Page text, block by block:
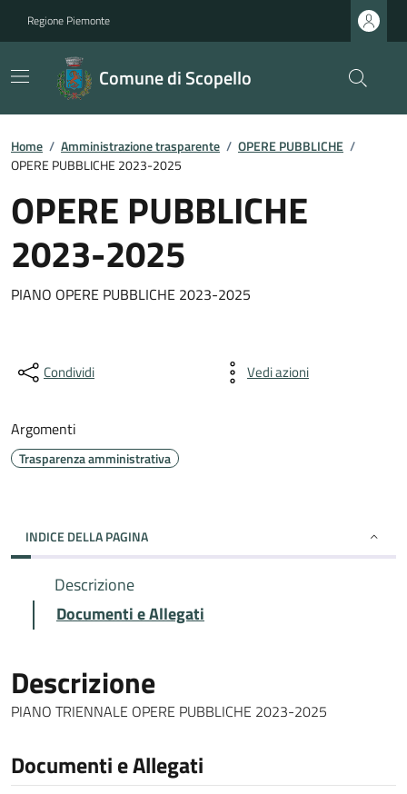
Regione Piemonte
Comune di Scopello
Home / Amministrazione trasparente / OPERE PUBBLICHE /
OPERE PUBBLICHE 2023-2025
OPERE PUBBLICHE
2023-2025
PIANO OPERE PUBBLICHE 2023-2025
Condividi Vedi azioni
Argomenti
Trasparenza amministrativa
INDICE DELLA PAGINA
Descrizione
Documenti e Allegati
Descrizione
PIANO TRIENNALE OPERE PUBBLICHE 2023-2025
Documenti e Allegati